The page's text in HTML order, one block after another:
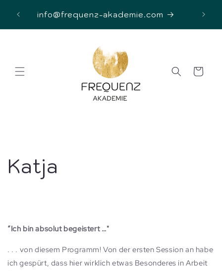
contentinfo@frequenz-akademie.com
Cart
Katja
“Ich bin absolut begeistert …"
. . . von diesem Programm! Von der ersten Session an habe
ich gespürt, dass hier wirklich etwas Besonderes in Arbeit